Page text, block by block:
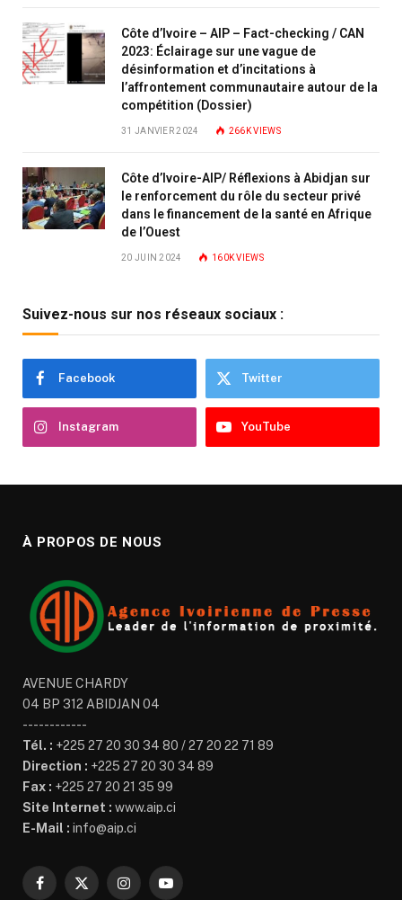
Côte d’Ivoire – AIP – Fact-checking / CAN
2023: Éclairage sur une vague de
désinformation et d’incitations à
l’affrontement communautaire autour de la
compétition (Dossier)
31 JANVIER 2024 266KVIEWS
Côte d’Ivoire-AIP/ Réflexions à Abidjan sur
le renforcement du rôle du secteur privé
dans le financement de la santé en Afrique
de l’Ouest
20 JUIN 2024 160KVIEWS
Suivez-nous sur nos réseaux sociaux :
Facebook Twitter
Instagram YouTube
À PROPOS DE NOUS
AVENUE CHARDY
04 BP 312 ABIDJAN 04
------------
Tél. : +225 27 20 30 34 80 / 27 20 22 71 89
Direction : +225 27 20 30 34 89
Fax : +225 27 20 21 35 99
Site Internet : www.aip.ci
E-Mail : info@aip.ci
Facebook
X
InstagramYouTube